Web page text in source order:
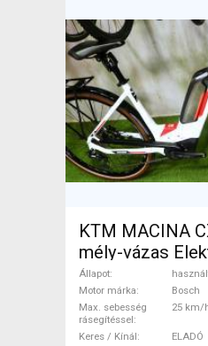
KTM MACINA
mély-vázas Elektromos
Trekking/cross
Bosch használt
Állapot
Motor márka
Bosch
Max. sebesség
rásegítéssel
25 km/
Keres / Kínál ELADÓ